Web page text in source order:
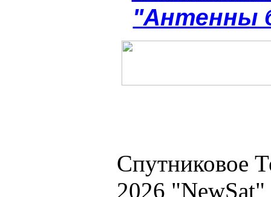
"Антенны
Спутниковое
2026